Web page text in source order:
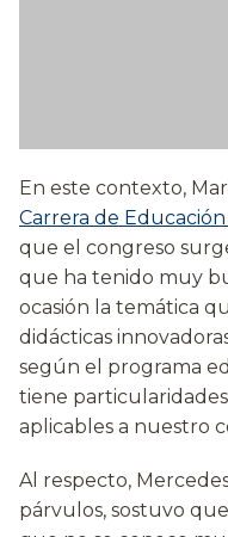
En este contexto,
Carrera de
que el congreso
que ha tenido muy
ocasión la temática
didácticas
según el programa
tiene
aplicables a nuestro
Al respecto,
párvulos, sostuvo